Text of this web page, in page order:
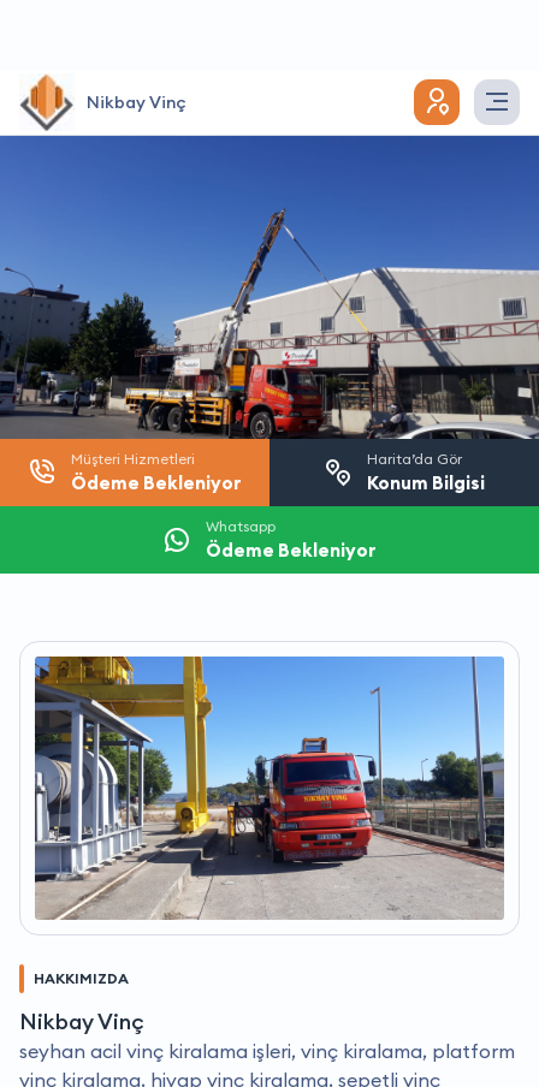
Nikbay Vinç
Müşteri Hizmetleri
Ödeme Bekleniyor
Harita’da Gör
Konum Bilgisi
Whatsapp
Ödeme Bekleniyor
HAKKIMIZDA
Nikbay Vinç
seyhan acil vinç kiralama işleri, vinç kiralama, platform
vinç kiralama, hiyap vinç kiralama, sepetli vinç